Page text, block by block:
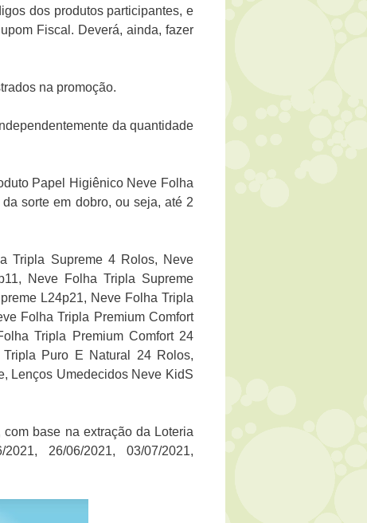
dos produtos participantes, e
Fiscal. Deverá, ainda, fazer
na promoção.
da quantidade
Papel Higiênico Neve Folha
sorte em dobro, ou seja, até 2
Tripla Supreme 4 Rolos, Neve
Neve Folha Tripla Supreme
L24p21, Neve Folha Tripla
Folha Tripla Premium Comfort
Tripla Premium Comfort 24
Puro E Natural 24 Rolos,
Lenços Umedecidos Neve KidS
base na extração da Loteria
26/06/2021, 03/07/2021,